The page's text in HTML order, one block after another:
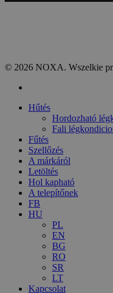
© 2026 NOXA. Wszelkie
Close
Hűtés
Hordozható
Fali
Fűtés
Szellőzés
A márkáról
Letöltés
Hol kapható
A telepítőnek
FB
HU
PL
EN
BG
RO
SR
LT
Kapcsolat